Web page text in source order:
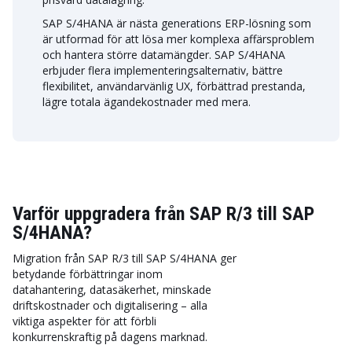
SAP S/4HANA är nästa generations ERP-lösning som
är utformad för att lösa mer komplexa affärsproblem
och hantera större datamängder. SAP S/4HANA
erbjuder flera implementeringsalternativ, bättre
flexibilitet, användarvänlig UX, förbättrad prestanda,
lägre totala ägandekostnader med mera.
Varför uppgradera från SAP R/3 till SAP
S/4HANA?
Migration från SAP R/3 till SAP S/4HANA ger
betydande förbättringar inom
datahantering, datasäkerhet, minskade
driftskostnader och digitalisering – alla
viktiga aspekter för att förbli
konkurrenskraftig på dagens marknad.